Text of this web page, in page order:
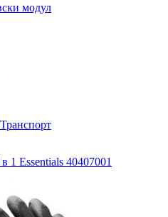
1 Essentials 40407001
модул
Транспорт